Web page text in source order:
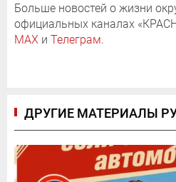
Больше новостей о жизни
официальных каналах
MAX и Телеграм.
ДРУГИЕ МАТЕРИАЛЫ